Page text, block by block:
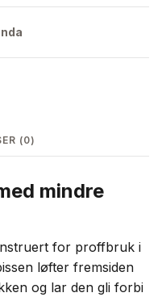
(0)
mindre
for proffbruk i
løfter fremsiden
og lar den gli forbi